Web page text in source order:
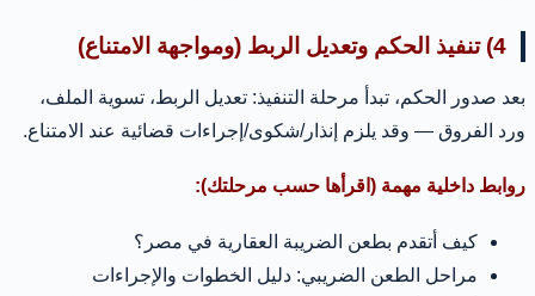
4) تنفيذ الحكم وتعديل الربط (ومواجهة الامتناع)
بعد صدور الحكم، تبدأ مرحلة التنفيذ: تعديل الربط، تسوية الملف،
ورد الفروق — وقد يلزم إنذار/شكوى/إجراءات قضائية عند الامتناع.
روابط داخلية مهمة (اقرأها حسب مرحلتك):
كيف أتقدم بطعن الضريبة العقارية في مصر؟
مراحل الطعن الضريبي: دليل الخطوات والإجراءات